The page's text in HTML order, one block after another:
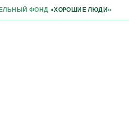
ФОНД «ХОРОШИЕ ЛЮДИ»